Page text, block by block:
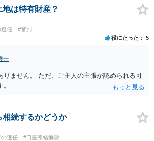
せん。 遺言の内容と遺産の総額の通知、公正証
そのあとは遺留分の請求などがあればそれへの
は特有財産？
選任 #審判
役にたった 5
士
りません。 ただ、ご主人の主張が認められる可
相続するかどうか
選任 #口座凍結解除